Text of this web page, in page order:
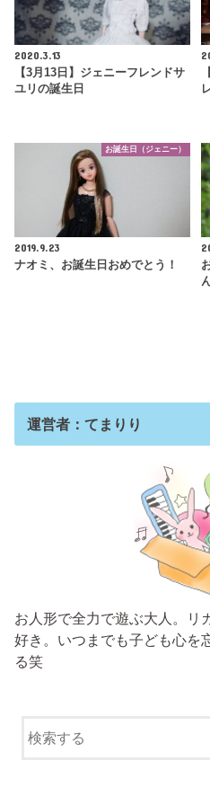
2020.3.13
【3月13日】ジェニーフレンドサ
ユリの誕生日
お誕生日（ジェニー）
2019.9.23
ナオミ、お誕生日おめでとう！
運営者：てまりり
お人形で全力で遊ぶ大人。リ
好き。いつまでも子ども心を
る笑